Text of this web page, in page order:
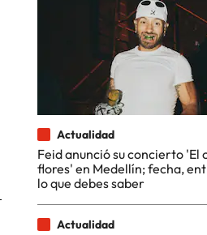
Actualidad
Feid anunció su concierto 'El
flores' en Medellín; fecha,
lo que debes saber
Actualidad